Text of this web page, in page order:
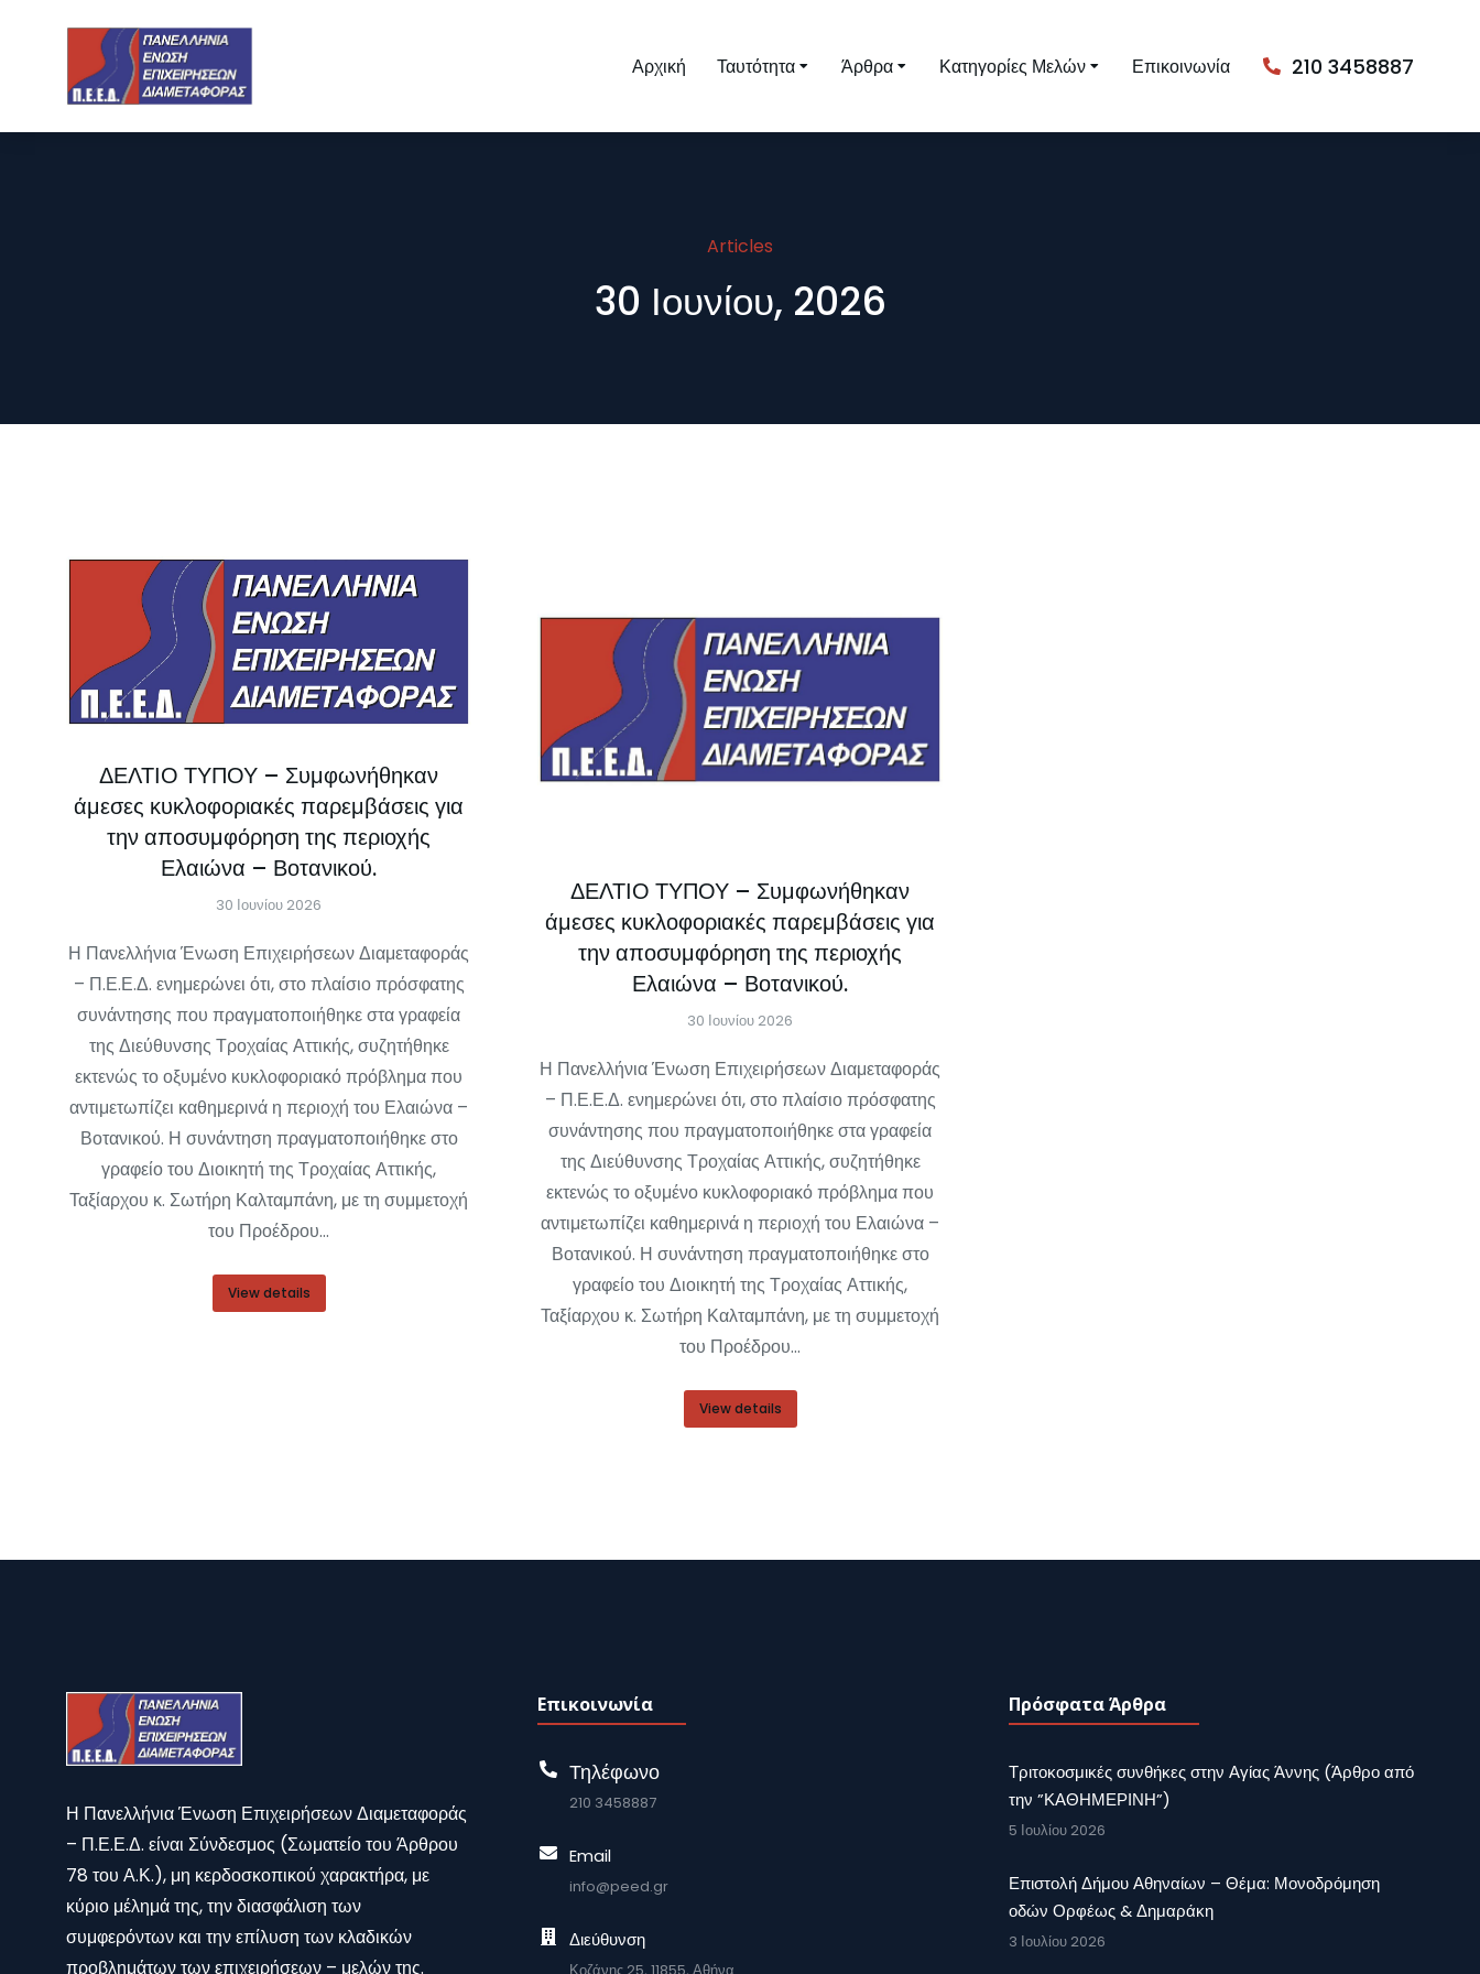
Αρχική Ταυτότητα Άρθρα Κατηγορίες Μελών Επικοινωνία 210 3458887
Articles
30 Ιουνίου, 2026
ΔΕΛΤΙΟ ΤΥΠΟΥ – Συμφωνήθηκαν
άμεσες κυκλοφοριακές παρεμβάσεις για
την αποσυμφόρηση της περιοχής
Ελαιώνα – Βοτανικού.
30 Ιουνίου 2026
Η Πανελλήνια Ένωση Επιχειρήσεων Διαμεταφοράς
– Π.Ε.Ε.Δ. ενημερώνει ότι, στο πλαίσιο πρόσφατης
συνάντησης που πραγματοποιήθηκε στα γραφεία
της Διεύθυνσης Τροχαίας Αττικής, συζητήθηκε
εκτενώς το οξυμένο κυκλοφοριακό πρόβλημα που
αντιμετωπίζει καθημερινά η περιοχή του Ελαιώνα –
Βοτανικού. Η συνάντηση πραγματοποιήθηκε στο
γραφείο του Διοικητή της Τροχαίας Αττικής,
Ταξίαρχου κ. Σωτήρη Καλταμπάνη, με τη συμμετοχή
του Προέδρου…
View details
ΔΕΛΤΙΟ ΤΥΠΟΥ – Συμφωνήθηκαν
άμεσες κυκλοφοριακές παρεμβάσεις για
την αποσυμφόρηση της περιοχής
Ελαιώνα – Βοτανικού.
30 Ιουνίου 2026
Η Πανελλήνια Ένωση Επιχειρήσεων Διαμεταφοράς
– Π.Ε.Ε.Δ. ενημερώνει ότι, στο πλαίσιο πρόσφατης
συνάντησης που πραγματοποιήθηκε στα γραφεία
της Διεύθυνσης Τροχαίας Αττικής, συζητήθηκε
εκτενώς το οξυμένο κυκλοφοριακό πρόβλημα που
αντιμετωπίζει καθημερινά η περιοχή του Ελαιώνα –
Βοτανικού. Η συνάντηση πραγματοποιήθηκε στο
γραφείο του Διοικητή της Τροχαίας Αττικής,
Ταξίαρχου κ. Σωτήρη Καλταμπάνη, με τη συμμετοχή
του Προέδρου…
View details
Η Πανελλήνια Ένωση Επιχειρήσεων Διαμεταφοράς
– Π.Ε.Ε.Δ. είναι Σύνδεσμος (Σωματείο του Άρθρου
78 του Α.Κ.), μη κερδοσκοπικού χαρακτήρα, με
κύριο μέλημά της, την διασφάλιση των
συμφερόντων και την επίλυση των κλαδικών
προβλημάτων των επιχειρήσεων – μελών της.
Επικοινωνία
Τηλέφωνο
210 3458887
Email
info@peed.gr
Διεύθυνση
Πρόσφατα Άρθρα
Τριτοκοσμικές συνθήκες στην Αγίας Άννης (Άρθρο από
την ”ΚΑΘΗΜΕΡΙΝΗ”)
5 Ιουλίου 2026
Επιστολή Δήμου Αθηναίων – Θέμα: Μονοδρόμηση
οδών Ορφέως & Δημαράκη
3 Ιουλίου 2026